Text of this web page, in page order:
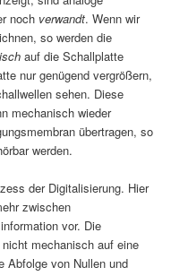
noch verwandt. Wenn wir
so werden die
auf die Schallplatte
nur genügend vergrößern,
sehen. Diese
mechanisch wieder
übertragen, so
werden.
der Digitalisierung. Hier
zwischen
vor. Die
mechanisch auf eine
Abfolge von Nullen und